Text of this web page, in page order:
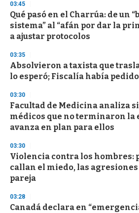
d
s
o
f
3
s
e
c
o
d
s
03:45
Qué pasó en el Charrúa: de un
sistema” al “afán por dar la
a ajustar protocolos
03:35
Absolvieron a taxista que
lo esperó; Fiscalía había
03:30
Facultad de Medicina analiza
médicos que no terminaron la
avanza en plan para ellos
03:30
Violencia contra los hombres:
callan el miedo, las
pareja
03:28
Canadá declara en